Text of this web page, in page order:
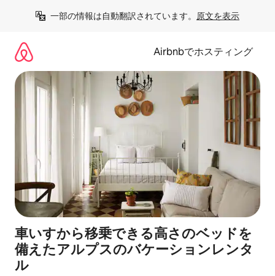
一部の情報は自動翻訳されています。 原文を表示
Airbnbでホスティング
車いすから移乗できる高さのベッドを
備えたアルプスのバケーションレンタ
ル